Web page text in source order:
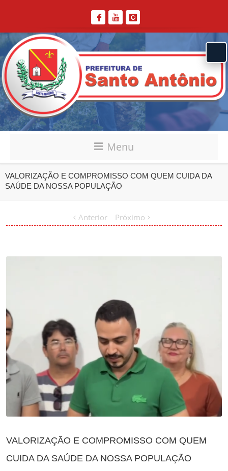
Menu
VALORIZAÇÃO E COMPROMISSO COM QUEM CUIDA DA
SAÚDE DA NOSSA POPULAÇÃO
Anterior Próximo
VALORIZAÇÃO E COMPROMISSO COM QUEM
CUIDA DA SAÚDE DA NOSSA POPULAÇÃO